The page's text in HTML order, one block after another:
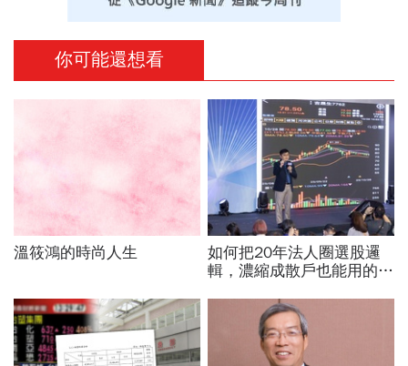
你可能還想看
溫筱鴻的時尚人生
如何把20年法人圈選股邏
輯，濃縮成散戶也能用的三
黃豐凱的巨浪碉堡法